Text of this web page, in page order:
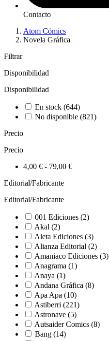
Contacto
Atom Cómics
Novela Gráfica
Filtrar
Disponibilidad
Disponibilidad
En stock (644)
No disponible (821)
Precio
Precio
4,00 € - 79,00 €
Editorial/Fabricante
Editorial/Fabricante
001 Ediciones (2)
Akal (2)
Aleta Ediciones (3)
Alianza Editorial (2)
Amaniaco Ediciones (3)
Anagrama (1)
Anaya (1)
Andana Gráfica (8)
Apa Apa (10)
Astiberri (221)
Astronave (5)
Autsaider Comics (8)
Bang (14)